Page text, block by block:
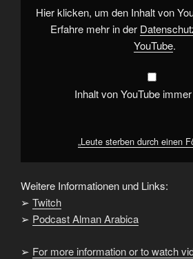
anzeigen
Hier klicken, um den Inhalt von
Erfahre mehr in der
YouTube.
Inhalt von YouTube
„Leute sterben durch einen
Weitere Informationen und Links:
➢ Twitch
➢ Podcast Alman Arabica
➢ For more information or to watch